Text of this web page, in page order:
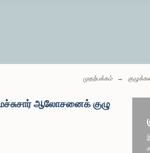
முதற்பக்கம்
ஆலோசனைக் குழு